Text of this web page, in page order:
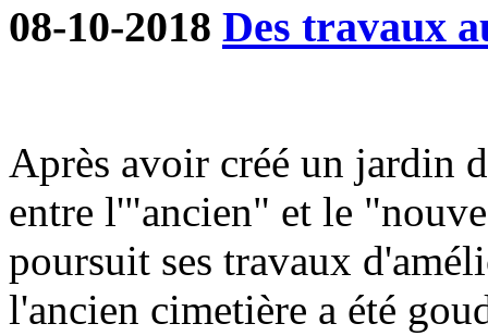
08-10-2018 Des travaux
Après avoir créé un jardin
entre l'"ancien" et le
poursuit ses travaux
l'ancien cimetière a été